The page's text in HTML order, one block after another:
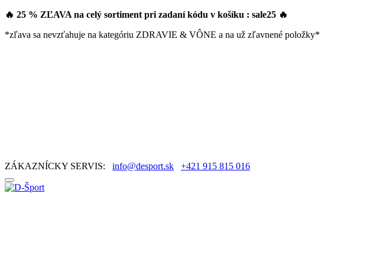
🔥 25 % ZĽAVA na celý sortiment pri zadaní kódu v košíku : sale25 🔥
*zľava sa nevzťahuje na kategóriu ZDRAVIE & VÔNE a na už zľavnené položky*
ZÁKAZNÍCKY SERVIS: info@desport.sk +421 915 815 016